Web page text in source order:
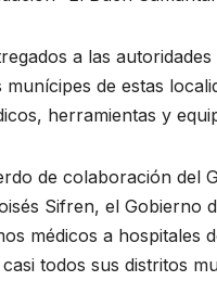
a las
de estas
herramientas y
de colaboración del
Sifren, el Gobierno
médicos a
todos sus distritos